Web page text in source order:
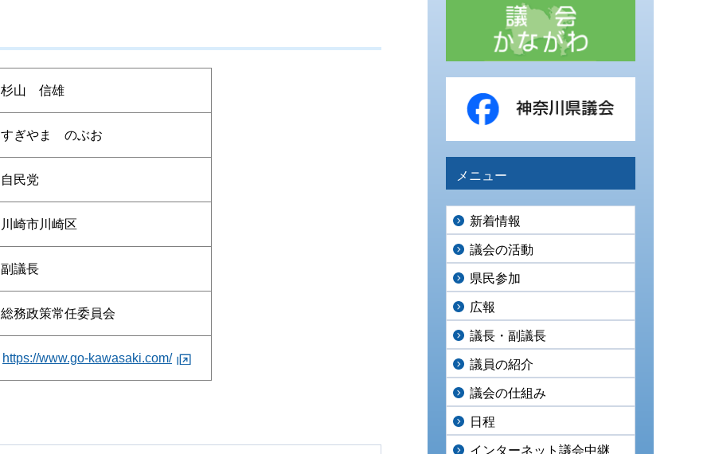
杉山 信雄
すぎやま のぶお
⾃⺠党
川崎市川崎区
副議長
総務政策常任委員会
https://www.go-kawasaki.com/
メニュー
新着情報
議会の活動
県民参加
広報
議長・副議長
議員の紹介
議会の仕組み
日程
インターネット議会中継